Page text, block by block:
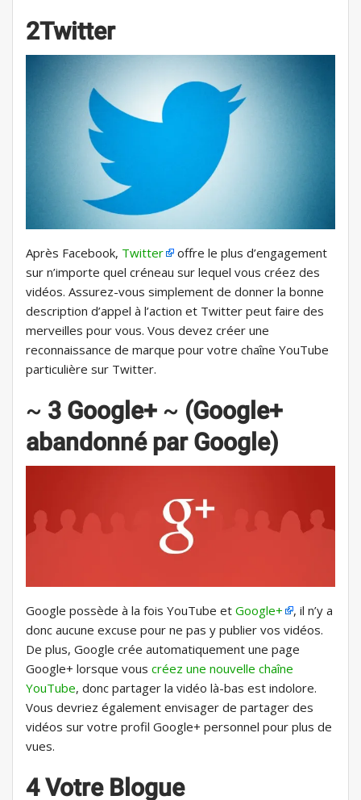
2Twitter
Après Facebook, Twitter
offre le plus d’engagement
sur n’importe quel créneau sur lequel vous créez des
vidéos. Assurez-vous simplement de donner la bonne
description d’appel à l’action et Twitter peut faire des
merveilles pour vous. Vous devez créer une
reconnaissance de marque pour votre chaîne YouTube
particulière sur Twitter.
~ 3 Google+ ~ (Google+
abandonné par Google)
Google possède à la fois YouTube et Google+
, il n’y a
donc aucune excuse pour ne pas y publier vos vidéos.
De plus, Google crée automatiquement une page
Google+ lorsque vous créez une nouvelle chaîne
YouTube, donc partager la vidéo là-bas est indolore.
Vous devriez également envisager de partager des
vidéos sur votre profil Google+ personnel pour plus de
vues.
4 Votre Blogue